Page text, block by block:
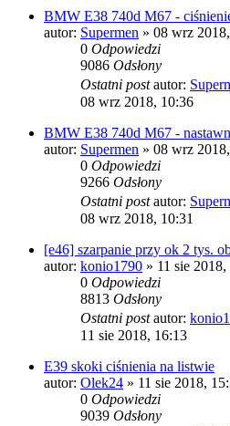
BMW E38 740d M67 -
autor: Supermen » 08 wrz
0 Odpowiedzi
9086 Odsłony
Ostatni postautor:
08 wrz 2018, 10:36
BMW E38 740d M67 -
autor: Supermen » 08 wrz
0 Odpowiedzi
9266 Odsłony
Ostatni postautor:
08 wrz 2018, 10:31
[e46] szarpanie przy ok 2 tys.
autor: konio1790 » 11 sie
0 Odpowiedzi
8813 Odsłony
Ostatni postautor:
11 sie 2018, 16:13
E39 skoki ciśnienia na listwie
autor: Olek24 » 11 sie 2018,
0 Odpowiedzi
9039 Odsłony